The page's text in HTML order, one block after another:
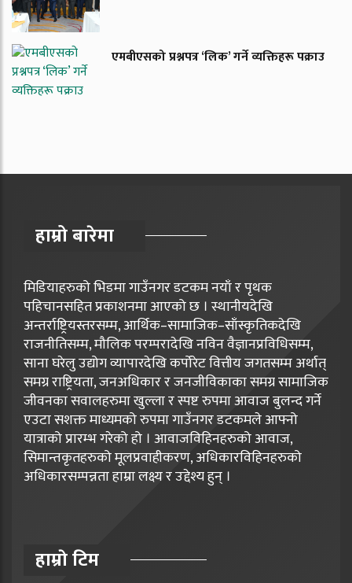
एमबीएसको प्रश्नपत्र ‘लिक’ गर्ने व्यक्तिहरू पक्राउ
हाम्रो बारेमा
मिडियाहरुको भिडमा गाउँनगर डटकम नयाँ र पृथक
पहिचानसहित प्रकाशनमा आएको छ । स्थानीयदेखि
अन्तर्राष्ट्रियस्तरसम्म, आर्थिक–सामाजिक–साँस्कृतिकदेखि
राजनीतिसम्म, मौलिक परम्परादेखि नविन वैज्ञानप्रविधिसम्म,
साना घरेलु उद्योग व्यापारदेखि कर्पोरेट वित्तीय जगतसम्म अर्थात्
समग्र राष्ट्रियता, जनअधिकार र जनजीविकाका समग्र सामाजिक
जीवनका सवालहरुमा खुल्ला र स्पष्ट रुपमा आवाज बुलन्द गर्ने
एउटा सशक्त माध्यमको रुपमा गाउँनगर डटकमले आफ्नो
यात्राको प्रारम्भ गरेको हो । आवाजविहिनहरुको आवाज,
सिमान्तकृतहरुको मूलप्रवाहीकरण, अधिकारविहिनहरुको
अधिकारसम्पन्नता हाम्रा लक्ष्य र उद्देश्य हुन् ।
हाम्राे टिम